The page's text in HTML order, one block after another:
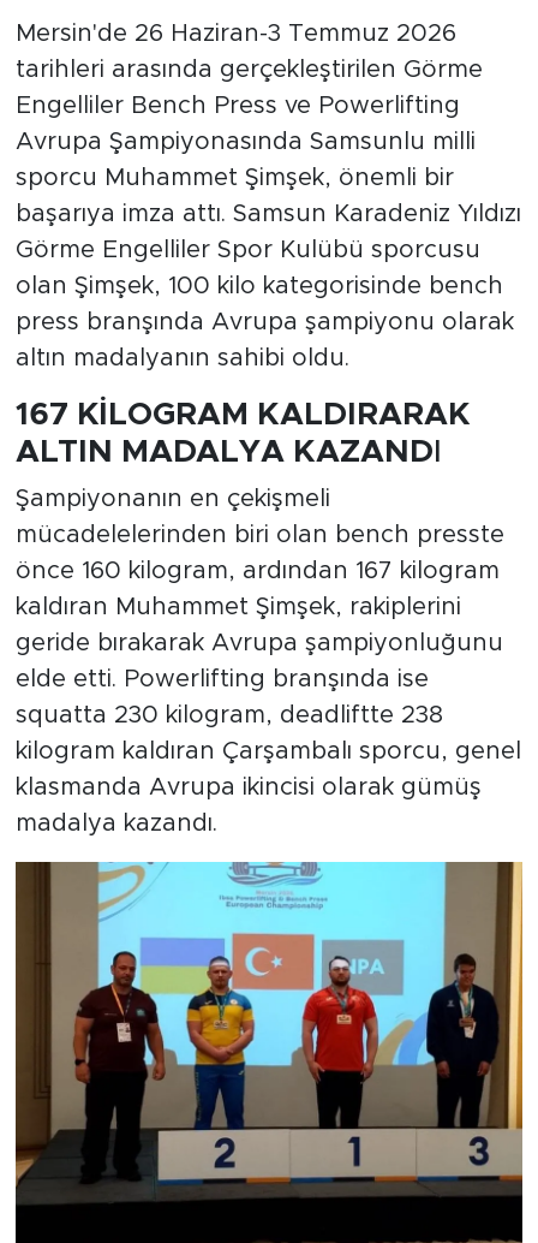
Mersin'de 26 Haziran-3 Temmuz 2026
tarihleri arasında gerçekleştirilen Görme
Engelliler Bench Press ve Powerlifting
Avrupa Şampiyonasında Samsunlu milli
sporcu Muhammet Şimşek, önemli bir
başarıya imza attı. Samsun Karadeniz Yıldızı
Görme Engelliler Spor Kulübü sporcusu
olan Şimşek, 100 kilo kategorisinde bench
press branşında Avrupa şampiyonu olarak
altın madalyanın sahibi oldu.
167 KİLOGRAM KALDIRARAK
ALTIN MADALYA KAZAND
Şampiyonanın en çekişmeli
mücadelelerinden biri olan bench presste
önce 160 kilogram, ardından 167 kilogram
kaldıran Muhammet Şimşek, rakiplerini
geride bırakarak Avrupa şampiyonluğunu
elde etti. Powerlifting branşında ise
squatta 230 kilogram, deadliftte 238
kilogram kaldıran Çarşambalı sporcu, genel
klasmanda Avrupa ikincisi olarak gümüş
madalya kazandı.